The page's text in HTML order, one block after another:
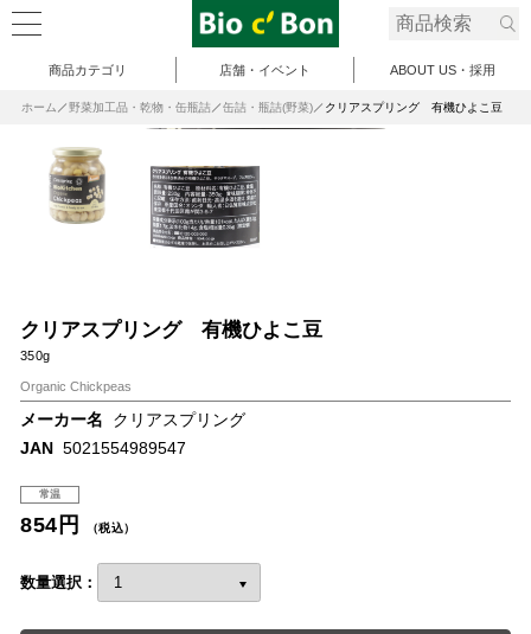
商品カテゴリ 店舗・イベント ABOUT US・採用
ホーム 野菜加工品・乾物・缶瓶詰 缶詰・瓶詰(野菜) クリアスプリング 有機ひよこ豆
クリアスプリング 有機ひよこ豆
350g
Organic Chickpeas
メーカー名
クリアスプリング
JAN 5021554989547
常温
854円 （税込）
数量選択：